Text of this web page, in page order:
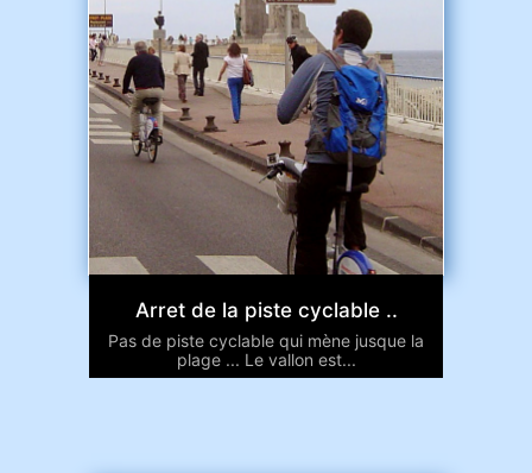
Arret de la piste cyclable ..
Pas de piste cyclable qui mène jusque la
plage ... Le vallon est...